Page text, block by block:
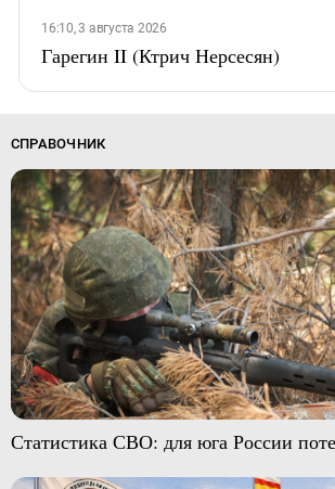
16:10, 3 августа 2026
Гарегин II (Ктрич Нерсесян)
СПРАВОЧНИК
Статистика СВО: для юга России